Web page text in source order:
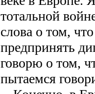
тотальной
слова о том,
предпринять
говорю о том,
пытаемся